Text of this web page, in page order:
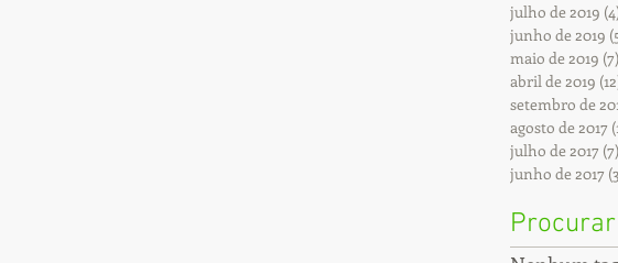
julho de 2019
junho de 2019
maio de 2019 (7)
abril de 2019
setembro de
agosto de 2017
julho de 2017 (7)
junho de 2017